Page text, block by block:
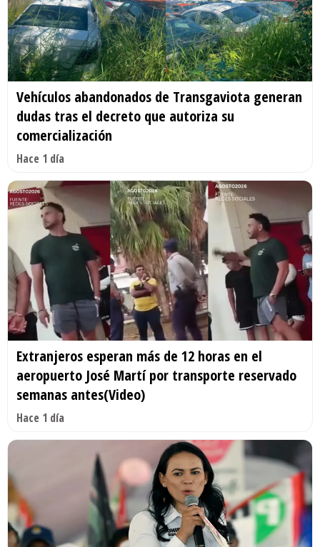
Vehículos abandonados de Transgaviota generan
dudas tras el decreto que autoriza su
comercialización
Hace 1 día
Extranjeros esperan más de 12 horas en el
aeropuerto José Martí por transporte reservado
semanas antes(Video)
Hace 1 día